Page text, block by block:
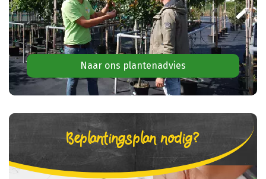
Naar ons plantenadvies
Beplantingsplan nodig?